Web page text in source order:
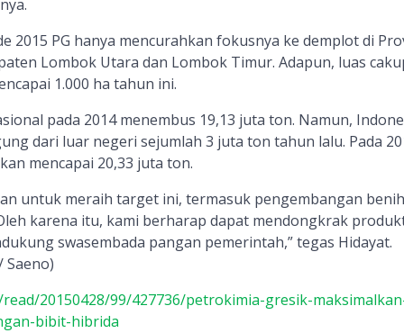
2015 PG hanya mencurahkan fokusnya ke demplot di
Lombok Utara dan Lombok Timur. Adapun, luas
1.000 ha tahun ini.
pada 2014 menembus 19,13 juta ton. Namun,
dari luar negeri sejumlah 3 juta ton tahun lalu. Pada
mencapai 20,33 juta ton.
untuk meraih target ini, termasuk pengembangan benih
karena itu, kami berharap dapat mendongkrak
swasembada pangan pemerintah,” tegas Hidayat.
Saeno)
20150428/99/427736/petrokimia-gresik-
bibit-hibrida